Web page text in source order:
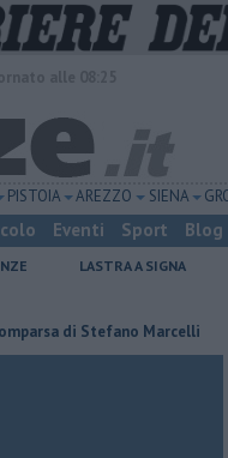
PISTOIA AREZZO SIENA
Eventi Sport Blog
LASTRA A SIGNA
Stefano Marcelli